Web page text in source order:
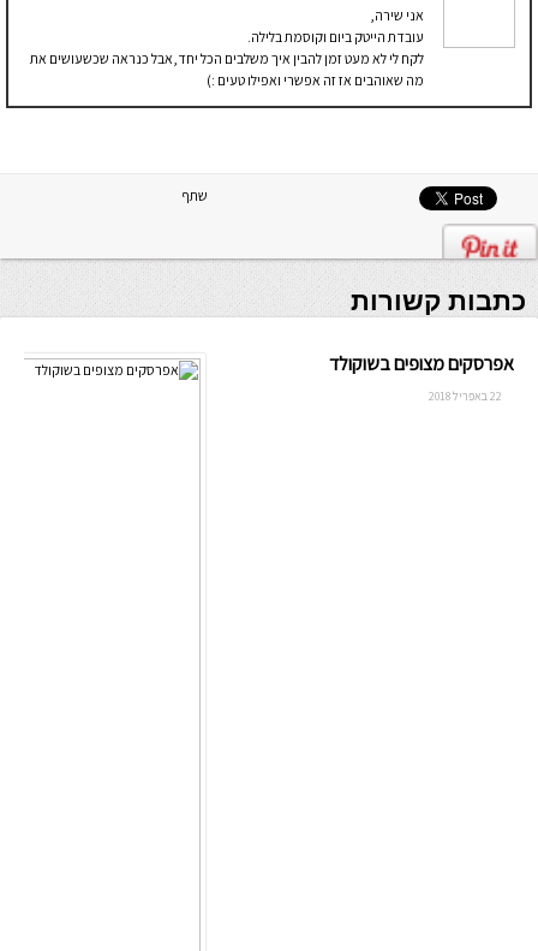
אני שירה,
עובדת הייטק ביום וקוסמת בלילה.
לקח לי לא מעט זמן להבין איך משלבים הכל יחד,אבל כנראה שכשעושים את
מה שאוהבים אז זה אפשרי ואפילו טעים :)
שתף
כתבות קשורות
אפרסקים מצופים בשוקולד
22 באפריל 2018